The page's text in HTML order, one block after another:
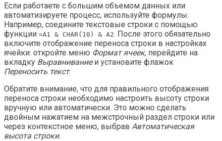
Если работаете с большим объемом данных или
автоматизируете процесс, используйте формулы.
Например, соедините текстовые строки с помощью
функции =А1 & CHAR(10) & А2. После этого обязательно
включите отображение переноса строки в настройках
ячейки: откройте меню Формат ячеек, перейдите на
вкладку Выравниваниеи установите флажок
Переносить текст.
Обратите внимание, что для правильного отображения
переноса строки необходимо настроить высоту строки
вручную или автоматически. Это можно сделать
двойным нажатием на межстрочный раздел строки или
через контекстное меню, выбрав Автоматическая
высота строки.